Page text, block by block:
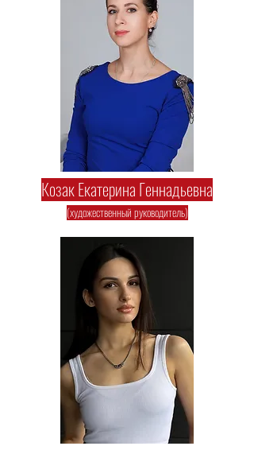
Козак Екатерина Геннадьевна
(художественный руководитель)